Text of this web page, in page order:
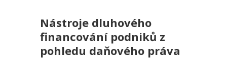
Nástroje dluhového
financování podniků z
pohledu daňového práva